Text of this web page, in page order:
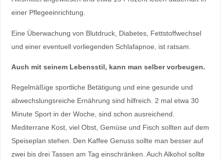
einer Pflegeeinrichtung.
Eine Überwachung von Blutdruck, Diabetes, Fettstoffwechsel
und einer eventuell vorliegenden Schlafapnoe, ist ratsam.
Auch mit seinem Lebensstil, kann man selber vorbeugen.
Regelmäßige sportliche Betätigung und eine gesunde und
abwechslungsreiche Ernährung sind hilfreich. 2 mal etwa 30
Minute Sport in der Woche, sind schon ausreichend.
Mediterrane Kost, viel Obst, Gemüse und Fisch sollten auf dem
Speiseplan stehen. Den Kaffee Genuss sollte man besser auf
zwei bis drei Tassen am Tag einschränken. Auch Alkohol sollte